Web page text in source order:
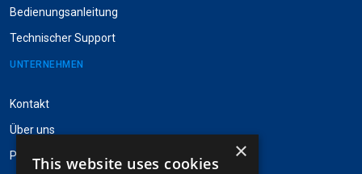
Bedienungsanleitung
Technischer Support
UNTERNEHMEN
Kontakt
Über uns
Pinpops® besuchen
×
This website uses cookies